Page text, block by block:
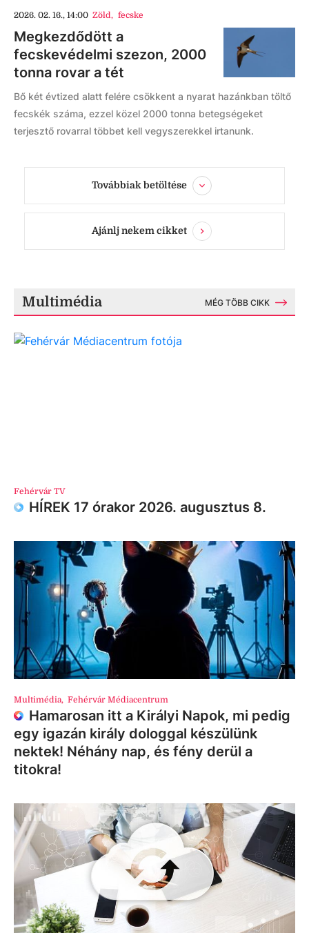
2026. 02. 16., 14:00 Zöld, fecske
Megkezdődött a
fecskevédelmi szezon, 2000
tonna rovar a tét
Bő két évtized alatt felére csökkent a nyarat hazánkban töltő
fecskék száma, ezzel közel 2000 tonna betegségeket
terjesztő rovarral többet kell vegyszerekkel irtanunk.
Továbbiak betöltése
Ajánlj nekem cikket
Multimédia MÉG TÖBB CIKK
Fehérvár TV
HÍREK 17 órakor 2026. augusztus 8.
Multimédia, Fehérvár Médiacentrum
Hamarosan itt a Királyi Napok, mi pedig
egy igazán király dologgal készülünk
nektek! Néhány nap, és fény derül a
titokra!